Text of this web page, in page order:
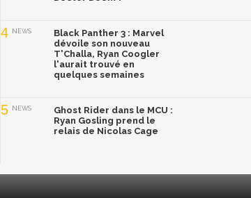
4 NEWS
Black Panther 3 : Marvel
dévoile son nouveau
T'Challa, Ryan Coogler
l'aurait trouvé en
quelques semaines
5 NEWS
Ghost Rider dans le MCU :
Ryan Gosling prend le
relais de Nicolas Cage